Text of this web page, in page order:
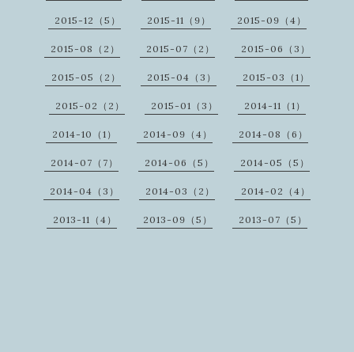
2015-12（5） 2015-11（9） 2015-09（4）
2015-08（2） 2015-07（2） 2015-06（3）
2015-05（2） 2015-04（3） 2015-03（1）
2015-02（2） 2015-01（3） 2014-11（1）
2014-10（1） 2014-09（4） 2014-08（6）
2014-07（7） 2014-06（5） 2014-05（5）
2014-04（3） 2014-03（2） 2014-02（4）
2013-11（4） 2013-09（5） 2013-07（5）